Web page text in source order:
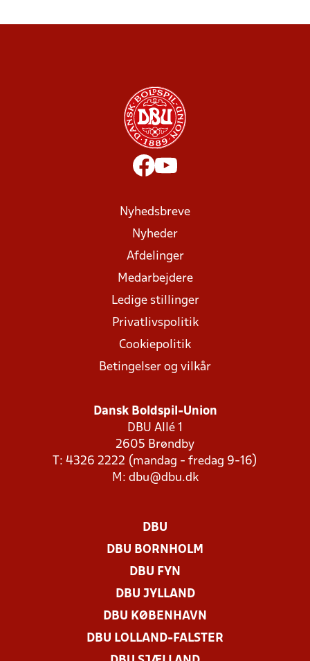
Nyhedsbreve
Nyheder
Afdelinger
Medarbejdere
Ledige stillinger
Privatlivspolitik
Cookiepolitik
Betingelser og vilkår
Dansk Boldspil-Union
DBU Allé 1
2605 Brøndby
T: 4326 2222 (mandag - fredag 9-16)
M: dbu@dbu.dk
DBU
DBU BORNHOLM
DBU FYN
DBU JYLLAND
DBU KØBENHAVN
DBU LOLLAND-FALSTER